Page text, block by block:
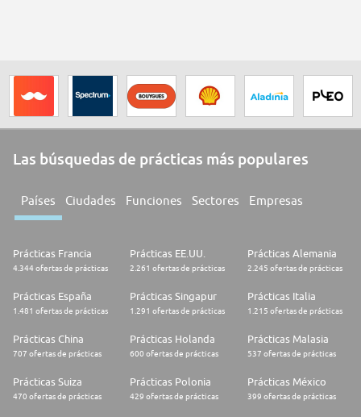
Las búsquedas de prácticas más populares
Países Ciudades Funciones Sectores Empresas
Prácticas Francia
4.344 ofertas de prácticas
Prácticas EE.UU.
2.261 ofertas de prácticas
Prácticas Alemania
2.245 ofertas de prácticas
Prácticas España
1.481 ofertas de prácticas
Prácticas Singapur
1.291 ofertas de prácticas
Prácticas Italia
1.215 ofertas de prácticas
Prácticas China
707 ofertas de prácticas
Prácticas Holanda
600 ofertas de prácticas
Prácticas Malasia
537 ofertas de prácticas
Prácticas Suiza
470 ofertas de prácticas
Prácticas Polonia
429 ofertas de prácticas
Prácticas México
399 ofertas de prácticas